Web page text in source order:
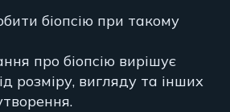
біопсію при такому
про біопсію вирішує
розміру, вигляду та інших